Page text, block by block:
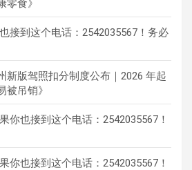
零食》
接到这个电话：2542035567！务必
新版驾照扣分制度公布｜2026 年起
被吊销》
你也接到这个电话：2542035567！
你也接到这个电话：2542035567！